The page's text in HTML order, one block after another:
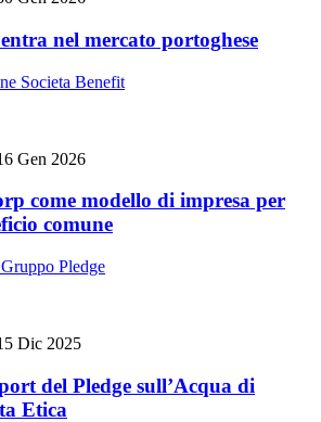
nel mercato portoghese
Gen 2026
come modello di impresa per
comune
Dic 2025
del Pledge sull’Acqua di
Etica